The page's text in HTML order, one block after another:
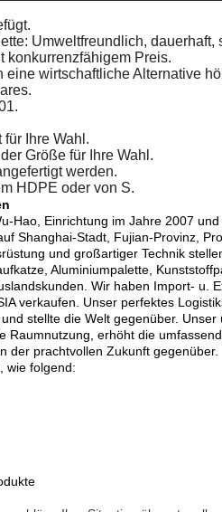
Umweltfreundlich,
konkurrenzfähigem Preis.
eine wirtschaftliche Alternative
Ihre Wahl.
Größe für Ihre Wahl.
werden.
HDPE oder von S.
Hao, Einrichtung im Jahre 2007
Shanghai-Stadt, Fujian-Provinz,
und großartiger Technik
Aluminiumpalette,
Wir haben Import- u.
verkaufen. Unser perfektes
und stellte die Welt gegenüber.
Raumnutzung, erhöht die
der prachtvollen Zukunft gegenüber.
wie folgend: